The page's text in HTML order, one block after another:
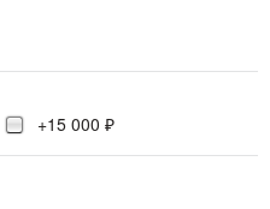
+15 000 ₽